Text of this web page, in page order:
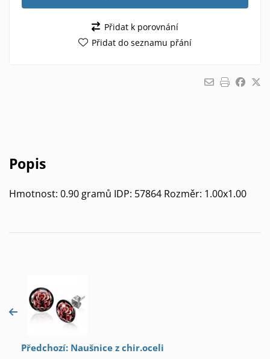
Přidat k porovnání
Přidat do seznamu přání
Popis
Hmotnost: 0.90 gramů IDP: 57864 Rozměr: 1.00x1.00
Předchozí: Naušnice z chir.oceli